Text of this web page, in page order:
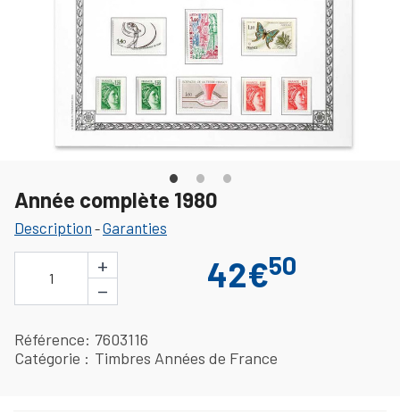
Année complète 1980
Description -Garanties
1
+
−
42€50
Référence 7603116
Catégorie
Timbres Années de France